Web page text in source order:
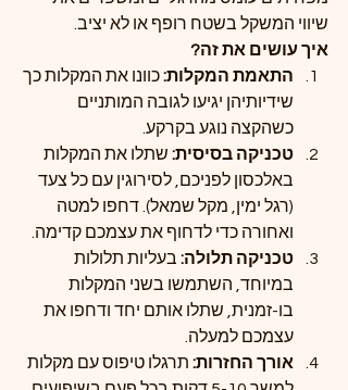
שיווי המשקל בשטח רופף או לא יציב.
איך עושים את זה?
התאמת המקלות: כוונו את המקלות כך
שידיותיהן יגיעו לגובה המותניים
כשהקצה נוגע בקרקע.
טכניקה בסיסית: שתלו את המקלות
באלכסון לפניכם, לסירוגין עם כל צעד
(רגל ימין, מקל שמאל). דחפו למטה
ואחורה כדי לדחוף את עצמכם קדימה.
טכניקה תלולה: בעליות תלולות
במיוחד, השתמשו בשני המקלות
בו-זמנית, שתלו אותם יחד ודחפו את
עצמכם למעלה.
אורך החזרות: תרגלו טיפוס עם מקלות